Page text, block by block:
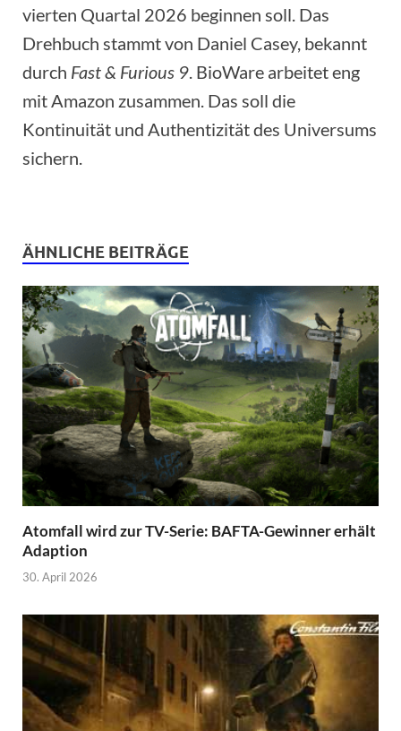
vierten Quartal 2026 beginnen soll. Das
Drehbuch stammt von Daniel Casey, bekannt
durch Fast & Furious 9. BioWare arbeitet eng
mit Amazon zusammen. Das soll die
Kontinuität und Authentizität des Universums
sichern.
ÄHNLICHE BEITRÄGE
Atomfall wird zur TV-Serie: BAFTA-Gewinner erhält
Adaption
30. April 2026